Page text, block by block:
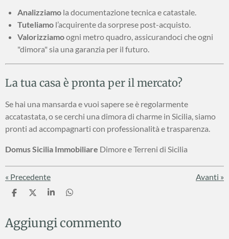
Analizziamo la documentazione tecnica e catastale.
Tuteliamo l’acquirente da sorprese post-acquisto.
Valorizziamoogni metro quadro, assicurandoci che ogni
"dimora" sia una garanzia per il futuro.
La tua casa è pronta per il mercato?
Se hai una mansarda e vuoi sapere se è regolarmente
accatastata, o se cerchi una dimora di charme in Sicilia, siamo
pronti ad accompagnarti con professionalità e trasparenza.
Domus Sicilia Immobiliare Dimore e Terreni di Sicilia
« Precedente Avanti »
C
d
i
C
d
i
C
d
i
C
d
i
Aggiungi commento